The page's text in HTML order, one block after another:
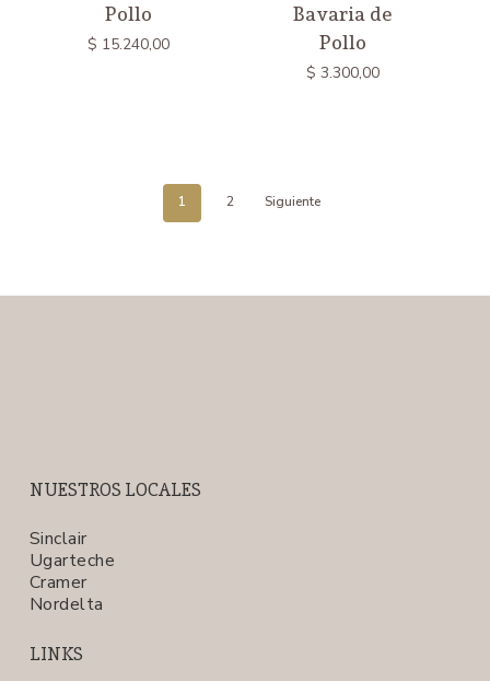
Pollo
$ 15.240,00
Bavaria de
Pollo
$ 3.300,00
1 2 Siguiente
NUESTROS LOCALES
Sinclair
Ugarteche
Cramer
Nordelta
LINKS